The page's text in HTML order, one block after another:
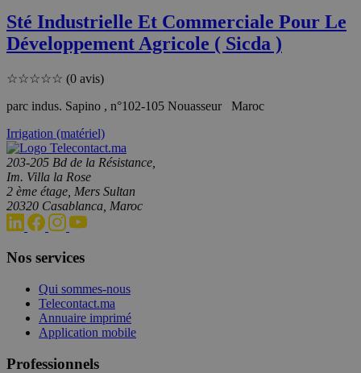
Sté Industrielle Et Commerciale Pour Le
Développement Agricole ( Sicda )
☆☆☆☆☆ (0 avis)
parc indus. Sapino , n°102-105 Nouasseur Maroc
Irrigation (matériel)
203-205 Bd de la Résistance,
Im. Villa la Rose
2 ème étage, Mers Sultan
20320 Casablanca, Maroc
Nos services
Qui sommes-nous
Telecontact.ma
Annuaire imprimé
Application mobile
Professionnels